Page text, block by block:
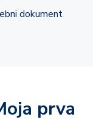
dokument
prva